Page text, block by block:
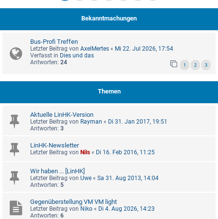
Bekanntmachungen
Bus-Profi Treffen
Letzter Beitrag von AxelMertes « Mi 22. Jul 2026, 17:54
Verfasst in Dies und das
Antworten: 24 1 2 3
Themen
Aktuelle LinHK-Version
Letzter Beitrag von Rayman « Di 31. Jan 2017, 19:51
Antworten: 3
LinHK-Newsletter
Letzter Beitrag von Nils « Di 16. Feb 2016, 11:25
Wir haben ... [LinHK]
Letzter Beitrag von Uwe « Sa 31. Aug 2013, 14:04
Antworten: 5
Gegenüberstellung VM VM light
Letzter Beitrag von Niko « Di 4. Aug 2026, 14:23
Antworten: 6